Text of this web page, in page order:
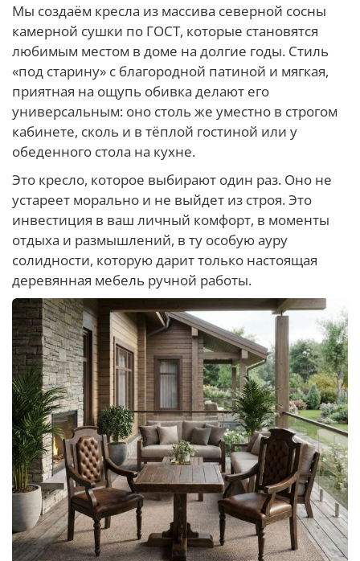
Мы создаём кресла из массива северной сосны
камерной сушки по ГОСТ, которые становятся
любимым местом в доме на долгие годы. Стиль
«под старину» с благородной патиной и мягкая,
приятная на ощупь обивка делают его
универсальным: оно столь же уместно в строгом
кабинете, сколь и в тёплой гостиной или у
обеденного стола на кухне.
Это кресло, которое выбирают один раз. Оно не
устареет морально и не выйдет из строя. Это
инвестиция в ваш личный комфорт, в моменты
отдыха и размышлений, в ту особую ауру
солидности, которую дарит только настоящая
деревянная мебель ручной работы.